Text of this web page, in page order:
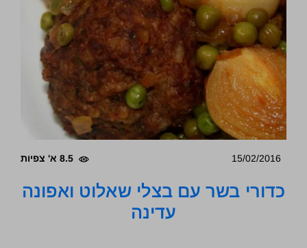
15/02/2016 8.5 א' צפיות
כדורי בשר עם בצלי שאלוט ואפונה
עדינה